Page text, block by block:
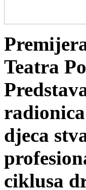
Teatra
djeca
ciklusa